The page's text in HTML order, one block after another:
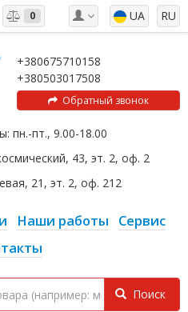
RU
UA
0
+380675710158
+380503017508
Обратный звонок
пн.-пт., 9.00-18.00
43, эт. 2, оф. 2
21, эт. 2, оф. 212
Наши работы
Сервис
Поиск